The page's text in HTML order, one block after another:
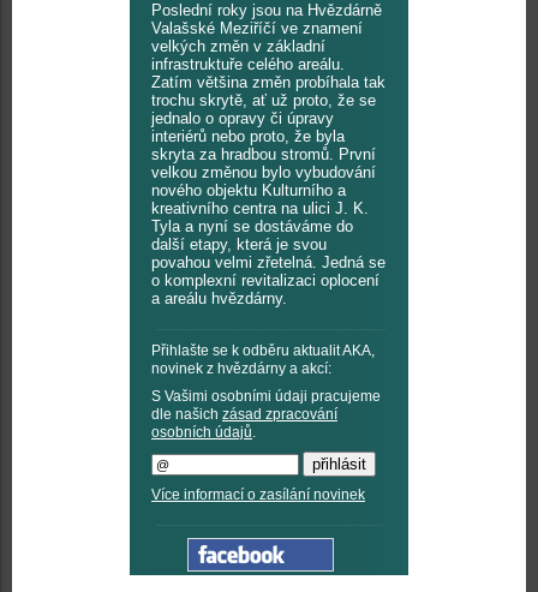
Poslední roky jsou na Hvězdárně
Valašské Meziříčí ve znamení
velkých změn v základní
infrastruktuře celého areálu.
Zatím většina změn probíhala tak
trochu skrytě, ať už proto, že se
jednalo o opravy či úpravy
interiérů nebo proto, že byla
skryta za hradbou stromů. První
velkou změnou bylo vybudování
nového objektu Kulturního a
kreativního centra na ulici J. K.
Tyla a nyní se dostáváme do
další etapy, která je svou
povahou velmi zřetelná. Jedná se
o komplexní revitalizaci oplocení
a areálu hvězdárny.
Přihlašte se k odběru aktualit AKA,
novinek z hvězdárny a akcí:
S Vašimi osobními údaji pracujeme
dle našich zásad zpracování
osobních údajů.
Více informací o zasílání novinek